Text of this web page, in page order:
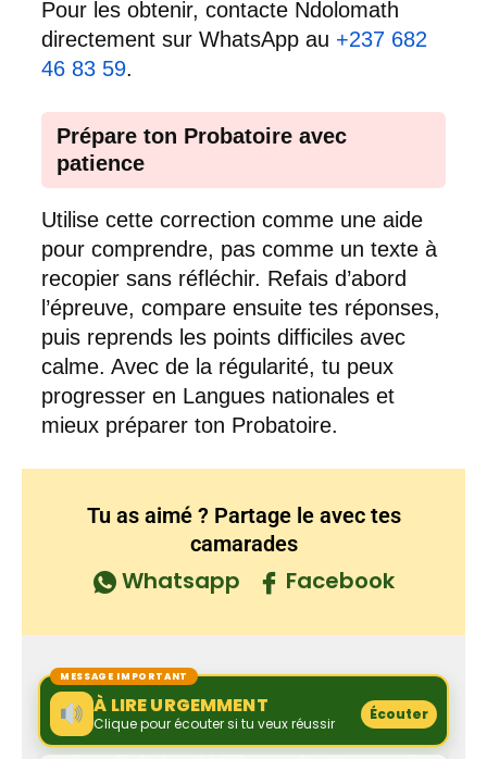
Pour les obtenir, contacte Ndolomath
directement sur WhatsApp au +237 682
46 83 59.
Prépare ton Probatoire avec
patience
Utilise cette correction comme une aide
pour comprendre, pas comme un texte à
recopier sans réfléchir. Refais d’abord
l’épreuve, compare ensuite tes réponses,
puis reprends les points difficiles avec
calme. Avec de la régularité, tu peux
progresser en Langues nationales et
mieux préparer ton Probatoire.
Tu as aimé ? Partage le avec tes
camarades
Whatsapp Facebook
MESSAGE IMPORTANT
À LIRE URGEMMENT
Clique pour écouter si tu veux réussir
Écouter